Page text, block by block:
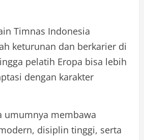
Timnas Indonesia
keturunan dan berkarier di
pelatih Eropa bisa lebih
dengan karakter
umumnya membawa
disiplin tinggi, serta